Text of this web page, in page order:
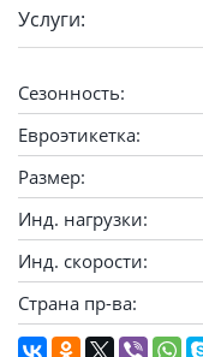
Услуги:
Сезонность:
Евроэтикетка:
Размер:
Инд. нагрузки:
Инд. скорости:
Страна пр-ва: